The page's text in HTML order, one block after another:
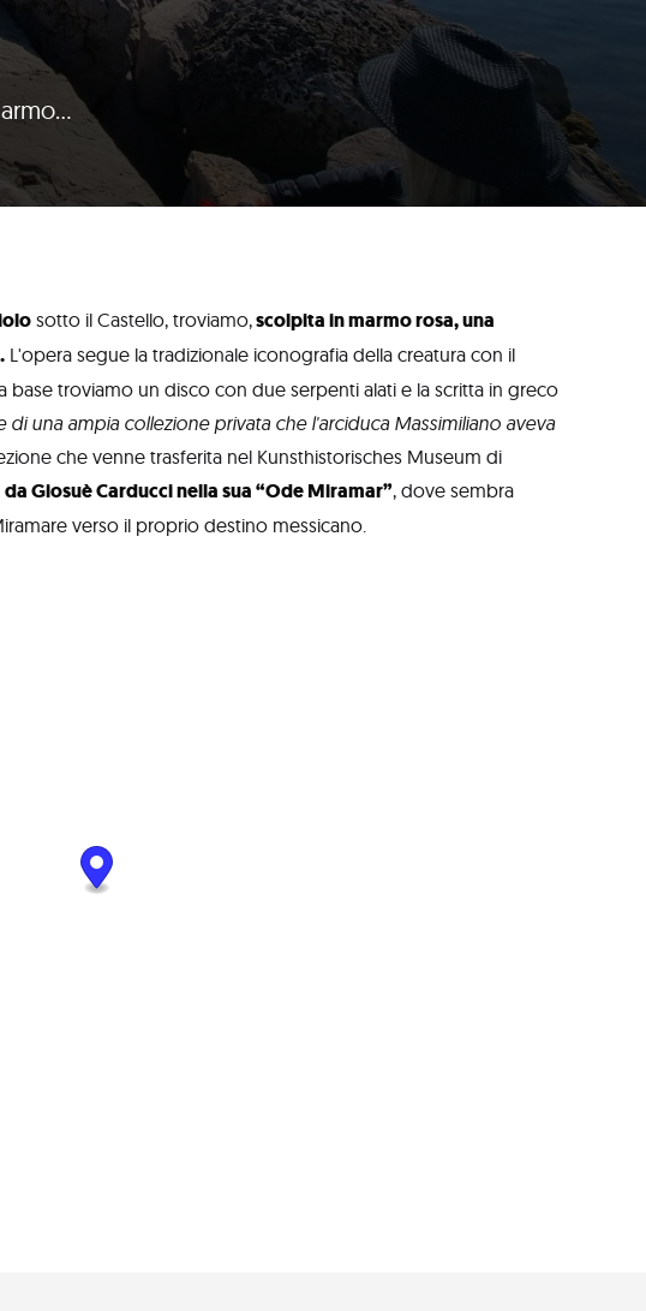
sotto il Castello, troviamo,scolpita in marmo rosa, una
L'opera segue la tradizionale iconografia della creatura con il
base troviamo un disco con due serpenti alati e la scritta in greco
di una ampia collezione privata che l'arciduca Massimiliano aveva
che venne trasferita nel Kunsthistorisches Museum di
Giosuè Carducci nella sua “Ode Miramar”, dove sembra
verso il proprio destino messicano.